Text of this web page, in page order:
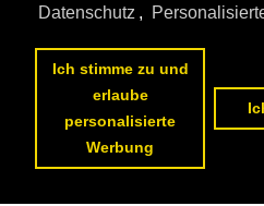
Datenschutz ,
Ich stimme zu und
erlaube
personalisierte
Werbung